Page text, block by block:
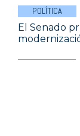
POLÍTICA
El Senado